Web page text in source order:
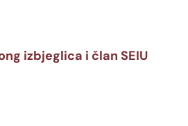
izbjeglica i član SEIU